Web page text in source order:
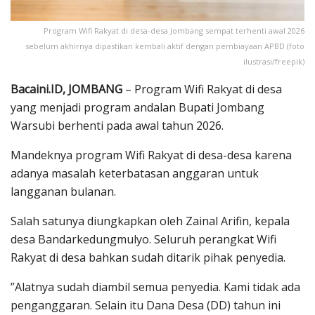
Program Wifi Rakyat di desa-desa Jombang sempat terhenti awal 2026
sebelum akhirnya dipastikan kembali aktif dengan pembiayaan APBD (foto
ilustrasi/freepik)
Bacaini.ID, JOMBANG – Program Wifi Rakyat di desa
yang menjadi program andalan Bupati Jombang
Warsubi berhenti pada awal tahun 2026.
Mandeknya program Wifi Rakyat di desa-desa karena
adanya masalah keterbatasan anggaran untuk
langganan bulanan.
Salah satunya diungkapkan oleh Zainal Arifin, kepala
desa Bandarkedungmulyo. Seluruh perangkat Wifi
Rakyat di desa bahkan sudah ditarik pihak penyedia.
”Alatnya sudah diambil semua penyedia. Kami tidak ada
penganggaran. Selain itu Dana Desa (DD) tahun ini